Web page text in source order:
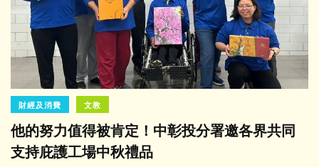
財經及消費 文教
他的努力值得被肯定！中彰投分署邀各界共同
支持庇護工場中秋禮品